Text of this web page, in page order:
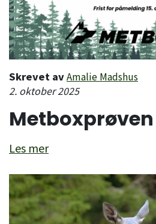
Skrevet avAmalie Madshus
2. oktober 2025
Metboxprøven
Les mer